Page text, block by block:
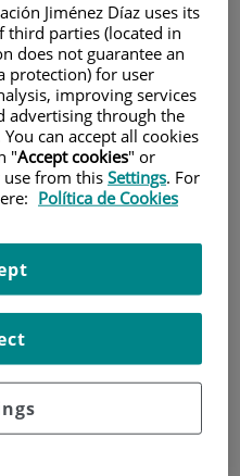
|ENSAYOS CLÍNICOS
Y DOBLE CIEGO
EN
NO MICROCÍTICO
%), METASTÁSICO, EN
PREVIO (KEYNOTE-598)
Jiménez Díaz uses its
third parties (located in
does not guarantee an
protection) for user
improving services
advertising through the
can accept all cookies
"Accept cookies" or
from thisSettings. For
Política de Cookies